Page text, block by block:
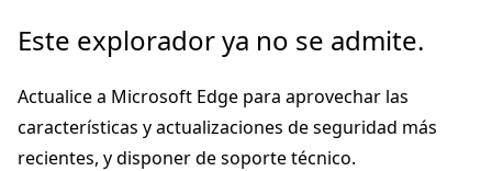
Ir
contenido
principal
Ir
la
navegación
en
Este explorador ya no se admite.
Actualice a Microsoft Edge para aprovechar las
características y actualizaciones de seguridad más
recientes, y disponer de soporte técnico.